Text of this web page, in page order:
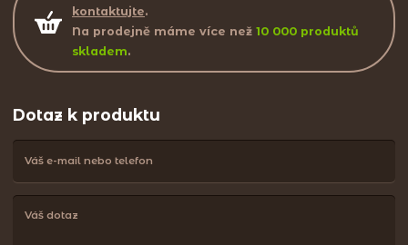
kontaktujte.
Na prodejně máme více než 10 000 produktů
skladem.
Dotaz k produktu